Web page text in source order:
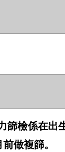
篩檢係在出
做複篩。